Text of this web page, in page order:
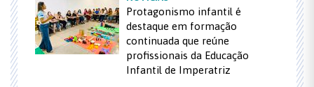
Protagonismo infantil é
destaque em formação
continuada que reúne
profissionais da Educação
Infantil de Imperatriz